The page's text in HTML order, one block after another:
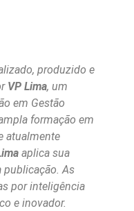
produzido e
VP Lima, um
em Gestão
formação em
atualmente
aplica sua
publicação. As
por inteligência
e inovador.